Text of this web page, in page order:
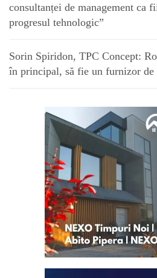
consultanței de management ca
progresul tehnologic”
Sorin Spiridon, TPC Concept:
în principal, să fie un furnizor de